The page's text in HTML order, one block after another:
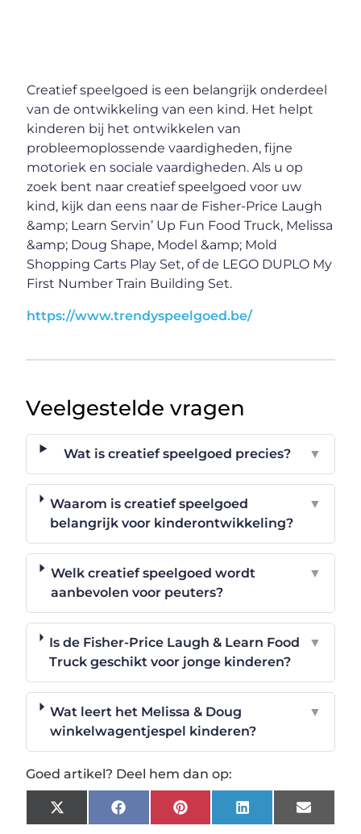
Creatief speelgoed is een belangrijk onderdeel
van de ontwikkeling van een kind. Het helpt
kinderen bij het ontwikkelen van
probleemoplossende vaardigheden, fijne
motoriek en sociale vaardigheden. Als u op
zoek bent naar creatief speelgoed voor uw
kind, kijk dan eens naar de Fisher-Price Laugh
&amp; Learn Servin’ Up Fun Food Truck, Melissa
&amp; Doug Shape, Model &amp; Mold
Shopping Carts Play Set, of de LEGO DUPLO My
First Number Train Building Set.
https://www.trendyspeelgoed.be/
Veelgestelde vragen
Wat is creatief speelgoed precies? ▼
Waarom is creatief speelgoed
belangrijk voor kinderontwikkeling?
▼
Welk creatief speelgoed wordt
aanbevolen voor peuters?
▼
Is de Fisher-Price Laugh & Learn Food
Truck geschikt voor jonge kinderen?
▼
Wat leert het Melissa & Doug
winkelwagentjespel kinderen?
▼
Goed artikel? Deel hem dan op:
X
(Twitter)
FacebookPinterestLinkedInEmail